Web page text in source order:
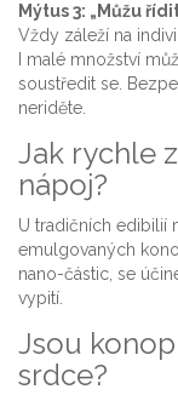
Mýtus 3: „Můžu
Vždy záleží na
I malé množství
soustředit se.
neriděte.
Jak rychle
nápoj?
U tradičních edibilií
emulgovaných
nano-částic, se
vypití.
Jsou
srdce?